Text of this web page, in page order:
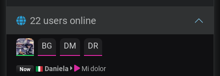
22 users online
BG DM DR
Now Daniela Mi dolor